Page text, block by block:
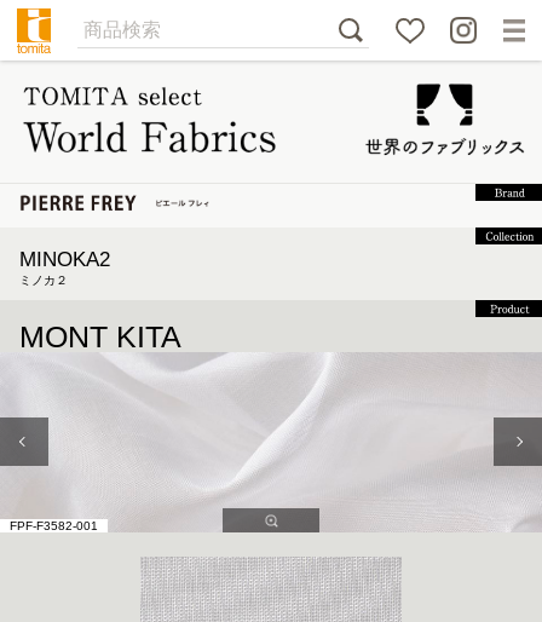
MINOKA2
ミノカ２
MONT KITA
FPF-F3582-001